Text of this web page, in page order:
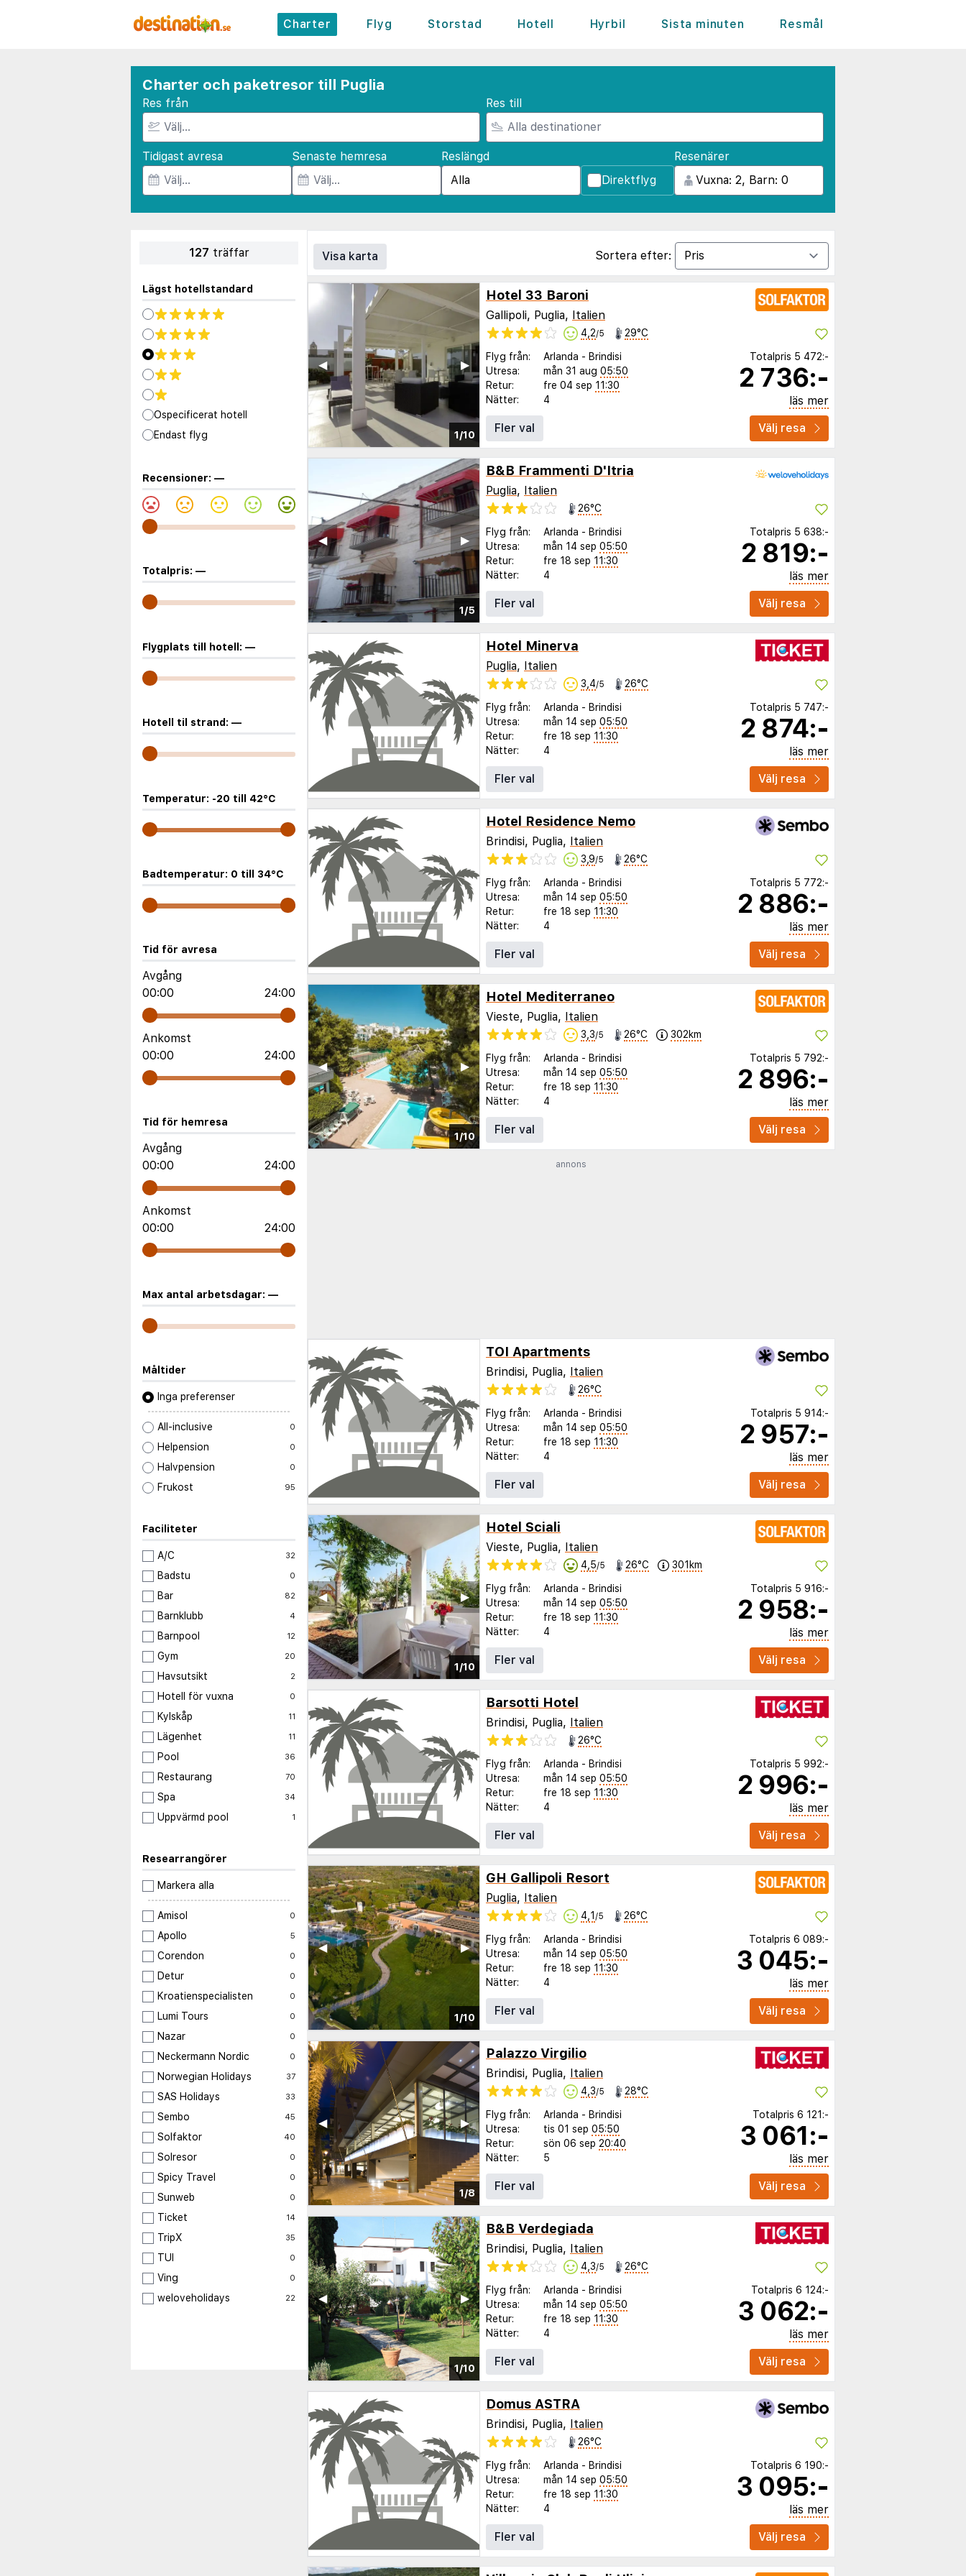
Charter Flyg Storstad Hotell Hyrbil Sista minuten Resmål
Charter och paketresor till Puglia
Res från Res till
Tidigast avresa Senaste hemresa
Reslängd
Direktflyg
Resenärer
127 träffar
Lägst hotellstandard
Ospecificerat hotell
Endast flyg
Recensioner: —
Totalpris: —
Flygplats till hotell: —
Hotell til strand: —
Temperatur: -20 till 42°C
Badtemperatur: 0 till 34°C
Tid för avresa
Avgång
00:00
24:00
Ankomst
00:00
24:00
Tid för hemresa
Avgång
00:00
24:00
Ankomst
00:00
24:00
Max antal arbetsdagar: —
Måltider
Inga preferenser
All-inclusive 0
Helpension 0
Halvpension 0
Frukost 95
Faciliteter
A/C 32
Badstu 0
Bar 82
Barnklubb 4
Barnpool 12
Gym 20
Havsutsikt 2
Hotell för vuxna 0
Kylskåp 11
Lägenhet 11
Pool 36
Restaurang 70
Spa 34
Uppvärmd pool 1
Researrangörer
Markera alla
Amisol 0
Apollo 5
Corendon 0
Detur 0
Kroatienspecialisten 0
Lumi Tours 0
Nazar 0
Neckermann Nordic 0
Norwegian Holidays 37
SAS Holidays 33
Sembo 45
Solfaktor 40
Solresor 0
Spicy Travel 0
Sunweb 0
Ticket 14
TripX 35
TUI 0
Ving 0
weloveholidays 22
Visa karta Sortera efter:
1/10
▶︎
◀︎
Hotel 33 Baroni
Gallipoli, Puglia, Italien
4,2/5 29°C
Flyg från: Arlanda - Brindisi
Utresa:
mån 31 aug 05:50
Retur:
fre 04 sep 11:30
Nätter:
4
Totalpris 5 472:-
2 736:-
läs mer
Fler val
Välj resa
1/5
▶︎
◀︎
B&B Frammenti D'Itria
Puglia, Italien
26°C
Flyg från: Arlanda - Brindisi
Utresa:
mån 14 sep 05:50
Retur:
fre 18 sep 11:30
Nätter:
4
Totalpris 5 638:-
2 819:-
läs mer
Fler val
Välj resa
Hotel Minerva
Puglia, Italien
3,4/5 26°C
Flyg från: Arlanda - Brindisi
Utresa:
mån 14 sep 05:50
Retur:
fre 18 sep 11:30
Nätter:
4
Totalpris 5 747:-
2 874:-
läs mer
Fler val
Välj resa
Hotel Residence Nemo
Brindisi, Puglia, Italien
3,9/5 26°C
Flyg från: Arlanda - Brindisi
Utresa:
mån 14 sep 05:50
Retur:
fre 18 sep 11:30
Nätter:
4
Totalpris 5 772:-
2 886:-
läs mer
Fler val
Välj resa
1/10
▶︎
◀︎
Hotel Mediterraneo
Vieste, Puglia, Italien
3,3/5 26°C 302km
Flyg från: Arlanda - Brindisi
Utresa:
mån 14 sep 05:50
Retur:
fre 18 sep 11:30
Nätter:
4
Totalpris 5 792:-
2 896:-
läs mer
Fler val
Välj resa
annons
TOI Apartments
Brindisi, Puglia, Italien
26°C
Flyg från: Arlanda - Brindisi
Utresa:
mån 14 sep 05:50
Retur:
fre 18 sep 11:30
Nätter:
4
Totalpris 5 914:-
2 957:-
läs mer
Fler val
Välj resa
1/10
▶︎
◀︎
Hotel Sciali
Vieste, Puglia, Italien
4,5/5 26°C 301km
Flyg från: Arlanda - Brindisi
Utresa:
mån 14 sep 05:50
Retur:
fre 18 sep 11:30
Nätter:
4
Totalpris 5 916:-
2 958:-
läs mer
Fler val
Välj resa
Barsotti Hotel
Brindisi, Puglia, Italien
26°C
Flyg från: Arlanda - Brindisi
Utresa:
mån 14 sep 05:50
Retur:
fre 18 sep 11:30
Nätter:
4
Totalpris 5 992:-
2 996:-
läs mer
Fler val
Välj resa
1/10
▶︎
◀︎
GH Gallipoli Resort
Puglia, Italien
4,1 /5 26°C
Flyg från: Arlanda - Brindisi
Utresa:
mån 14 sep 05:50
Retur:
fre 18 sep 11:30
Nätter:
4
Totalpris 6 089:-
3 045:-
läs mer
Fler val
Välj resa
1/8
▶︎
◀︎
Palazzo Virgilio
Brindisi, Puglia, Italien
4,3/5 28°C
Flyg från: Arlanda - Brindisi
Utresa:
tis 01 sep 05:50
Retur:
sön 06 sep 20:40
Nätter:
5
Totalpris 6 121:-
3 061:-
läs mer
Fler val
Välj resa
1/10
▶︎
◀︎
B&B Verdegiada
Brindisi, Puglia, Italien
4,3/5 26°C
Flyg från: Arlanda - Brindisi
Utresa:
mån 14 sep 05:50
Retur:
fre 18 sep 11:30
Nätter:
4
Totalpris 6 124:-
3 062:-
läs mer
Fler val
Välj resa
Domus ASTRA
Brindisi, Puglia, Italien
26°C
Flyg från: Arlanda - Brindisi
Utresa:
mån 14 sep 05:50
Retur:
fre 18 sep 11:30
Nätter:
4
Totalpris 6 190:-
3 095:-
läs mer
Fler val
Välj resa